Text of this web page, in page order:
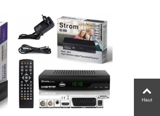
Haut